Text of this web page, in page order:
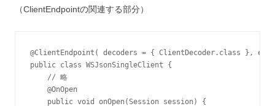
（ClientEndpointの関連する部分）
@ClientEndpoint( decoders = { ClientDecoder.class },
public class WSJsonSingleClient {
    // 略
@OnOpen
public void onOpen(Session session) {